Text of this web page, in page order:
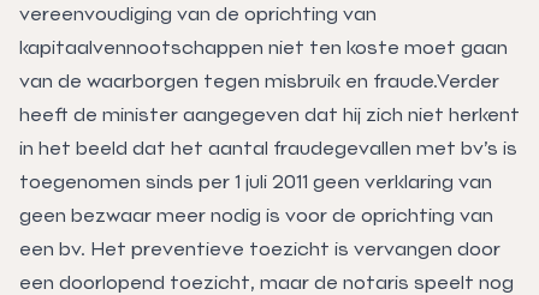
vereenvoudiging van de oprichting van
kapitaalvennootschappen niet ten koste moet gaan
van de waarborgen tegen misbruik en fraude.Verder
heeft de minister aangegeven dat hij zich niet herkent
in het beeld dat het aantal fraudegevallen met bv’s is
toegenomen sinds per 1 juli 2011 geen verklaring van
geen bezwaar meer nodig is voor de oprichting van
een bv. Het preventieve toezicht is vervangen door
een doorlopend toezicht, maar de notaris speelt nog